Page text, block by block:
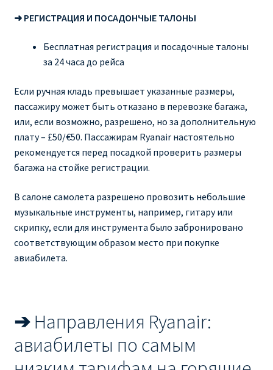
➜ РЕГИСТРАЦИЯ И ПОСАДОНЧЫЕ ТАЛОНЫ
Бесплатная регистрация и посадочные талоны
за 24 часа до рейса
Если ручная кладь превышает указанные размеры,
пассажиру может быть отказано в перевозке багажа,
или, если возможно, разрешено, но за дополнительную
плату – £50/€50. Пассажирам Ryanair настоятельно
рекомендуется перед посадкой проверить размеры
багажа на стойке регистрации.
В салоне самолета разрешено провозить небольшие
музыкальные инструменты, например, гитару или
скрипку, если для инструмента было забронировано
соответствующим образом место при покупке
авиабилета.
➔ Направления Ryanair:
авиабилеты по самым